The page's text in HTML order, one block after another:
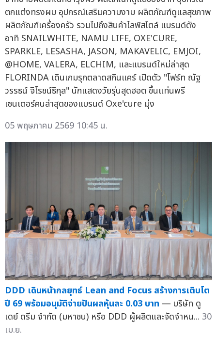
ตกแต่งทรงผม อุปกรณ์เสริมความงาม ผลิตภัณฑ์ดูแลสุขภาพ
ผลิตภัณฑ์เครื่องครัว รวมไปถึงสินค้าไลฟ์สไตล์ แบรนด์ดัง
อาทิ SNAILWHITE, NAMU LIFE, OXE'CURE,
SPARKLE, LESASHA, JASON, MAKAVELIC, EMJOI,
@HOME, VALERA, ELCHIM, และแบรนด์ใหม่ล่าสุด
FLORINDA เดินเกมรุกตลาดสกินแคร์ เปิดตัว "โฟร์ท ณัฐ
วรรธน์ จิโรชน์ธิกุล" นักแสดงวัยรุ่นสุดฮอต ขึ้นแท่นพรี
เซนเตอร์คนล่าสุดของแบรนด์ Oxe'cure มุ่ง
05 พฤษภาคม 2569 10:45 น.
DDD เดินหน้ากลยุทธ์ Lean and Focus สร้างการเติบโต
ปี 69 พร้อมอนุมัติจ่ายปันผลหุ้นละ 0.03 บาท — บริษัท ดู
เดย์ ดรีม จำกัด (มหาชน) หรือ DDD ผู้ผลิตและจัดจำหน... 30
เม.ย.